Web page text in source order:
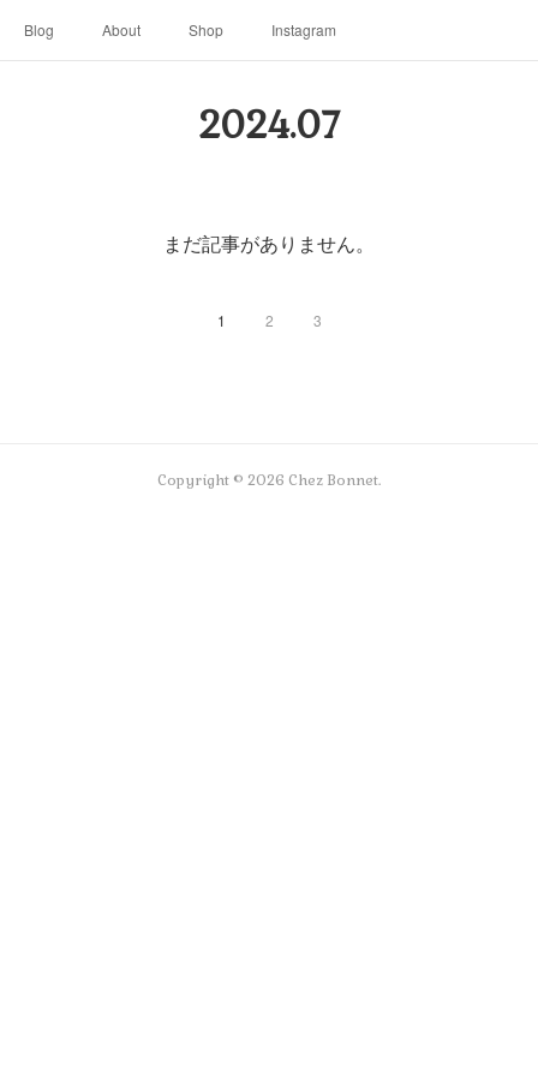
Blog About Shop Instagram
2024.07
まだ記事がありません。
1 2 3
Copyright © 2026 Chez Bonnet.